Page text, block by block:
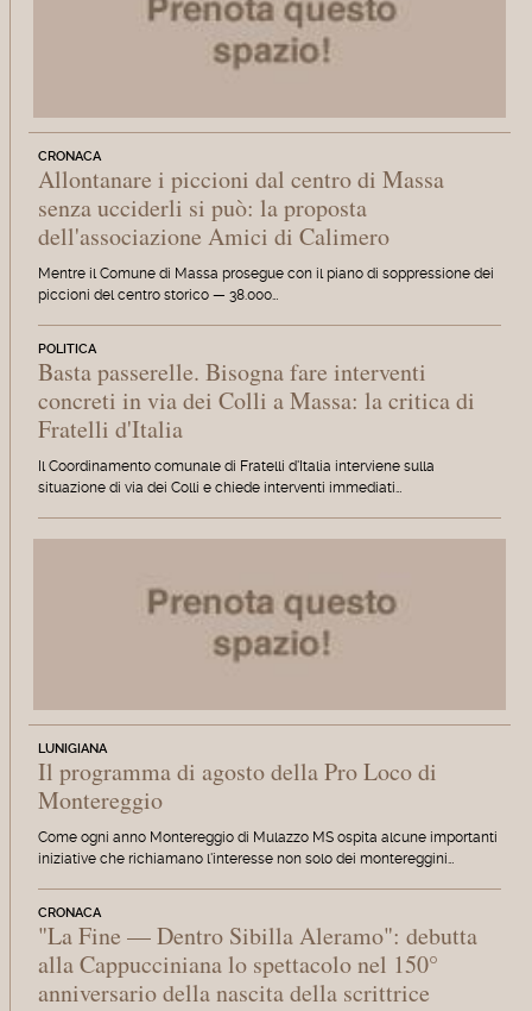
CRONACA
Allontanare i piccioni dal centro di Massa
senza ucciderli si può: la proposta
dell'associazione Amici di Calimero
Mentre il Comune di Massa prosegue con il piano di soppressione dei
piccioni del centro storico — 38.000…
POLITICA
Basta passerelle. Bisogna fare interventi
concreti in via dei Colli a Massa: la critica di
Fratelli d'Italia
Il Coordinamento comunale di Fratelli d'Italia interviene sulla
situazione di via dei Colli e chiede interventi immediati…
LUNIGIANA
Il programma di agosto della Pro Loco di
Montereggio
Come ogni anno Montereggio di Mulazzo MS ospita alcune importanti
iniziative che richiamano l'interesse non solo dei montereggini…
CRONACA
"La Fine — Dentro Sibilla Aleramo": debutta
alla Cappucciniana lo spettacolo nel 150°
anniversario della nascita della scrittrice